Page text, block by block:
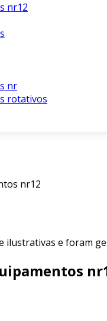
nr12
nr
rotativos
nr12
ilustrativas e foram